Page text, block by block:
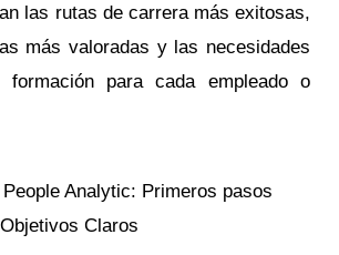
las rutas de carrera más exitosas,
más valoradas y las necesidades
formación para cada empleado o
People Analytic: Primeros pasos
Claros